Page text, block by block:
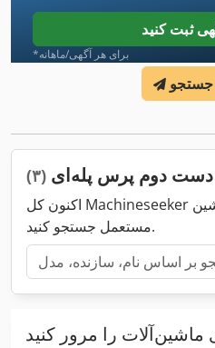
ثبت کنید
*برای هر آگهی/ماهانه
جستجو
دست دوم پرس پله‌ای (۳)
اکنون کل Machineseeker را با بیش از ۲۰۰٬۰۰۰ ماشین
مستعمل جستجو کنید.